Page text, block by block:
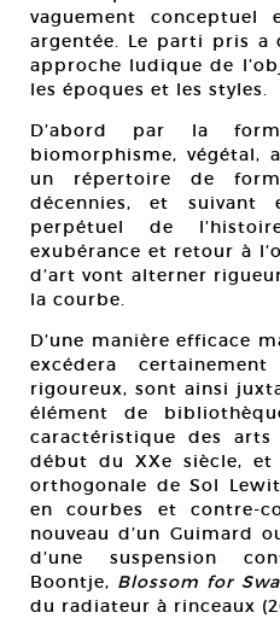
vaguement
argentée. Le parti pris a
approche ludique de
les époques et les styles.
D’abord par la
biomorphisme, végétal,
un répertoire de
décennies, et suivant
perpétuel de
exubérance et retour à
d’art vont alterner
la courbe.
D’une manière efficace
excédera
rigoureux, sont ainsi
élément de
caractéristique des
début du XXe siècle,
orthogonale de Sol
en courbes et contre-
nouveau d’un Guimard
d’une suspension
Boontje, Blossom for
du radiateur à rinceaux